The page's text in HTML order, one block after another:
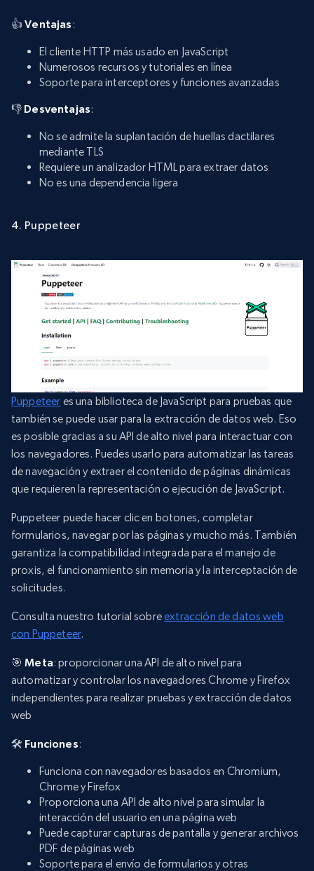
👍Ventajas :
El cliente HTTP más usado en JavaScript
Numerosos recursos y tutoriales en línea
Soporte para interceptores y funciones avanzadas
👎 Desventajas:
No se admite la suplantación de huellas dactilares
mediante TLS
Requiere un analizador HTML para extraer datos
No es una dependencia ligera
4. Puppeteer
Puppeteer es una biblioteca de JavaScript para pruebas que
también se puede usar para la extracción de datos web. Eso
es posible gracias a su API de alto nivel para interactuar con
los navegadores. Puedes usarlo para automatizar las tareas
de navegación y extraer el contenido de páginas dinámicas
que requieren la representación o ejecución de JavaScript.
Puppeteer puede hacer clic en botones, completar
formularios, navegar por las páginas y mucho más. También
garantiza la compatibilidad integrada para el manejo de
proxis, el funcionamiento sin memoria y la interceptación de
solicitudes.
Consulta nuestro tutorial sobreextracción de datos web
con Puppeteer.
🎯Meta: proporcionar una API de alto nivel para
automatizar y controlar los navegadores Chrome y Firefox
independientes para realizar pruebas y extracción de datos
web
🛠️ Funciones:
Funciona con navegadores basados en Chromium,
Chrome y Firefox
Proporciona una API de alto nivel para simular la
interacción del usuario en una página web
Puede capturar capturas de pantalla y generar archivos
PDF de páginas web
Soporte para el envío de formularios y otras